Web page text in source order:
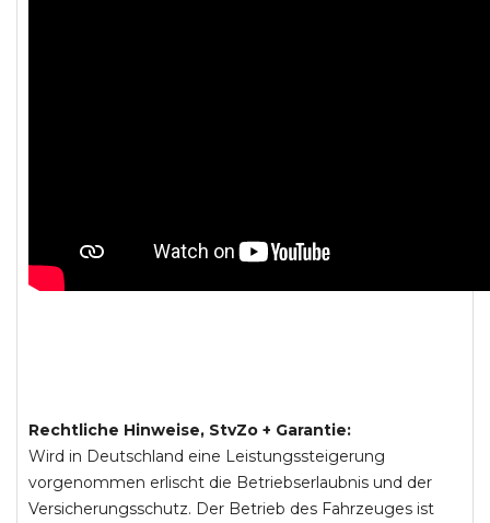
Rechtliche Hinweise, StvZo + Garantie:
Wird in Deutschland eine Leistungssteigerung
vorgenommen erlischt die Betriebserlaubnis und der
Versicherungsschutz. Der Betrieb des Fahrzeuges ist